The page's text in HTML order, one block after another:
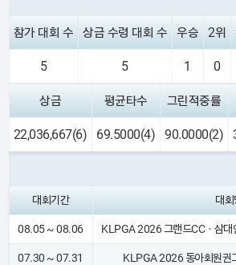
참가 대회 수 상금 수령 대회 수 우승 2위
5 5 1 0
상금 평균타수 그린적중률
22,036,667(6) 69.5000(4) 90.0000(2)
대회기간 대회
08.05 ~ 08.06 KLPGA 2026 그랜드CCㆍ삼대
07.30 ~ 07.31 KLPGA 2026 동아회원권